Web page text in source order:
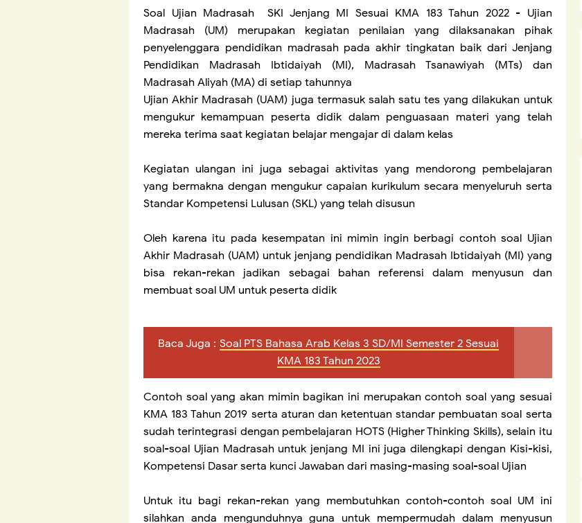
Soal Ujian Madrasah SKI Jenjang MI Sesuai KMA 183 Tahun 2022 - Ujian
Madrasah (UM) merupakan kegiatan penilaian yang dilaksanakan pihak
penyelenggara pendidikan madrasah pada akhir tingkatan baik dari Jenjang
Pendidikan Madrasah Ibtidaiyah (MI), Madrasah Tsanawiyah (MTs) dan
Madrasah Aliyah (MA) di setiap tahunnya
Ujian Akhir Madrasah (UAM) juga termasuk salah satu tes yang dilakukan untuk
mengukur kemampuan peserta didik dalam penguasaan materi yang telah
mereka terima saat kegiatan belajar mengajar di dalam kelas
Kegiatan ulangan ini juga sebagai aktivitas yang mendorong pembelajaran
yang bermakna dengan mengukur capaian kurikulum secara menyeluruh serta
Standar Kompetensi Lulusan (SKL) yang telah disusun
Oleh karena itu pada kesempatan ini mimin ingin berbagi contoh soal Ujian
Akhir Madrasah (UAM) untuk jenjang pendidikan Madrasah Ibtidaiyah (MI) yang
bisa rekan-rekan jadikan sebagai bahan referensi dalam menyusun dan
membuat soal UM untuk peserta didik
Baca Juga : Soal PTS Bahasa Arab Kelas 3 SD/MI Semester 2 Sesuai
KMA 183 Tahun 2023
Contoh soal yang akan mimin bagikan ini merupakan contoh soal yang sesuai
KMA 183 Tahun 2019 serta aturan dan ketentuan standar pembuatan soal serta
sudah terintegrasi dengan pembelajaran HOTS (Higher Thinking Skills), selain itu
soal-soal Ujian Madrasah untuk jenjang MI ini juga dilengkapi dengan Kisi-kisi,
Kompetensi Dasar serta kunci Jawaban dari masing-masing soal-soal Ujian
Untuk itu bagi rekan-rekan yang membutuhkan contoh-contoh soal UM ini
silahkan anda mengunduhnya guna untuk mempermudah dalam menyusun